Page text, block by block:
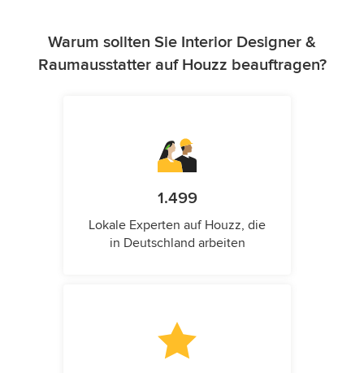
Warum sollten Sie Interior Designer &
Raumausstatter auf Houzz beauftragen?
1.499
Lokale Experten auf Houzz, die
in Deutschland arbeiten